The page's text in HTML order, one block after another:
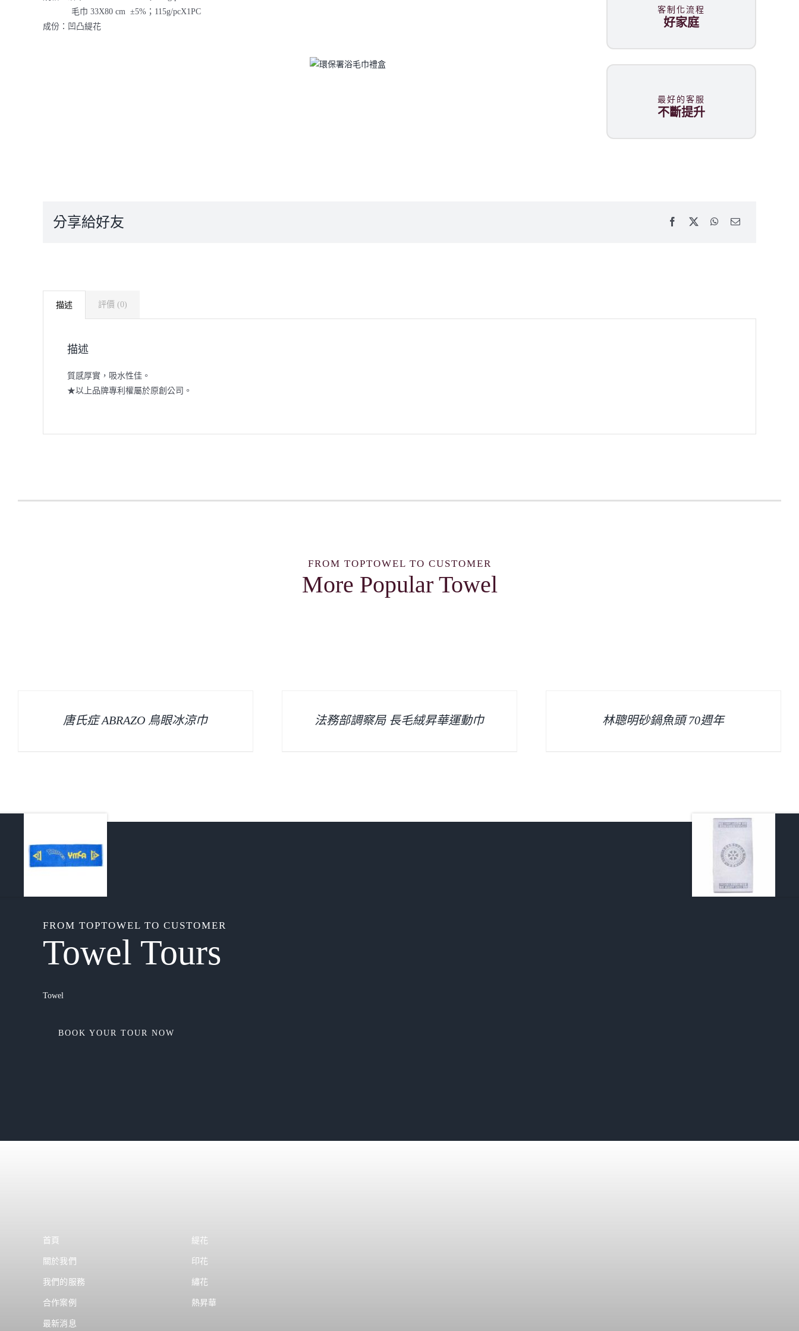
毛巾 33X80 cm ±5%；115g/pcX1PC
成份：凹凸緹花
客制化流程
好家庭
最好的客服
不斷提升
分享給好友
描述 評價 (0)
描述
質感厚實，吸水性佳。
★以上品牌專利權屬於原創公司。
FROM TOPTOWEL TO CUSTOMER
More Popular Towel
唐氏症 ABRAZO 鳥眼冰涼巾 法務部調察局 長毛絨昇華運動巾 林聰明砂鍋魚頭 70週年
FROM TOPTOWEL TO CUSTOMER
Towel Tours
Towel
BOOK YOUR TOUR NOW
首頁
關於我們
我們的服務
合作案例
最新消息
緹花
印花
繡花
熱昇華